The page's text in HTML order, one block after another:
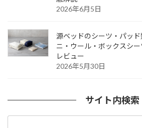
2026年6月5日
源ベッドのシーツ・パッ
ニ・ウール・ボックスシ
レビュー
2026年5月30日
サイト内検索